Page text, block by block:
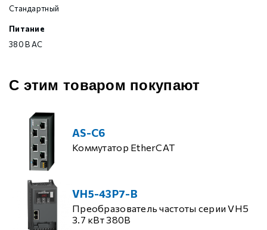
Стандартный
Питание
380 В AC
С этим товаром покупают
AS-C6
Коммутатор EtherCAT
VH5-43P7-B
Преобразователь частоты серии VH5
3.7 кВт 380В